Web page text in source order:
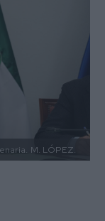
M. LÓPEZ.